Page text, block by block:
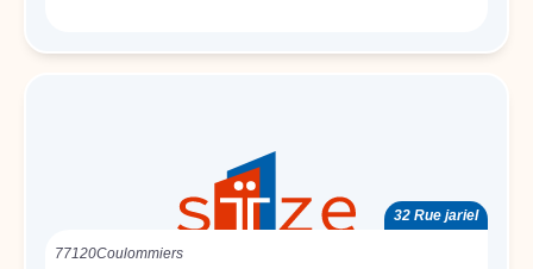
32 Rue jariel
77120Coulommiers